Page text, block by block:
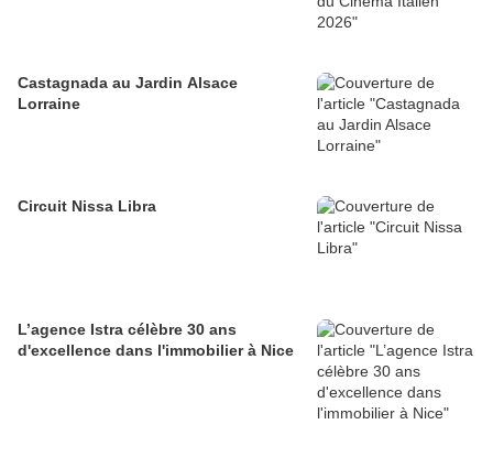
Castagnada au Jardin Alsace
Lorraine
Circuit Nissa Libra
L’agence Istra célèbre 30 ans
d'excellence dans l'immobilier à Nice